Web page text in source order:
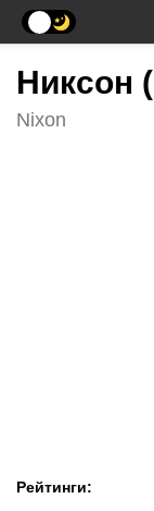
Никсон
Nixon
Рейтинги: